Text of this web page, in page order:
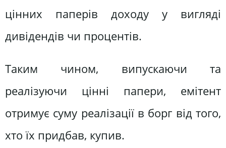
цінних паперів доходу у вигляді
дивідендів чи процентів.
Таким чином, випускаючи та
реалізуючи цінні папери, емітент
отримує суму реалізації в борг від того,
хто їх придбав, купив.